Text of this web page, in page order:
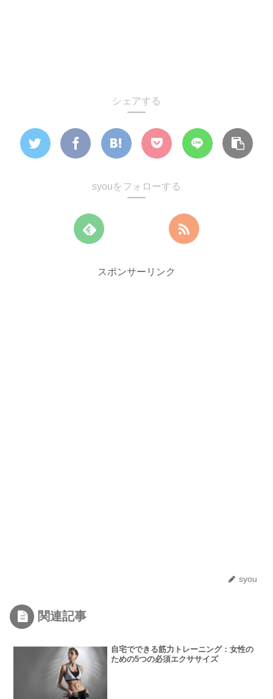
シェアする
syouをフォローする
スポンサーリンク
syou
関連記事
自宅でできる筋力トレーニング：女性の
ための5つの必須エクササイズ